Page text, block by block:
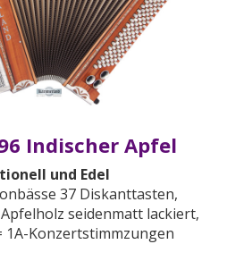
Indischer Apfel
und Edel
37 Diskanttasten,
seidenmatt lackiert,
1A-Konzertstimmzungen